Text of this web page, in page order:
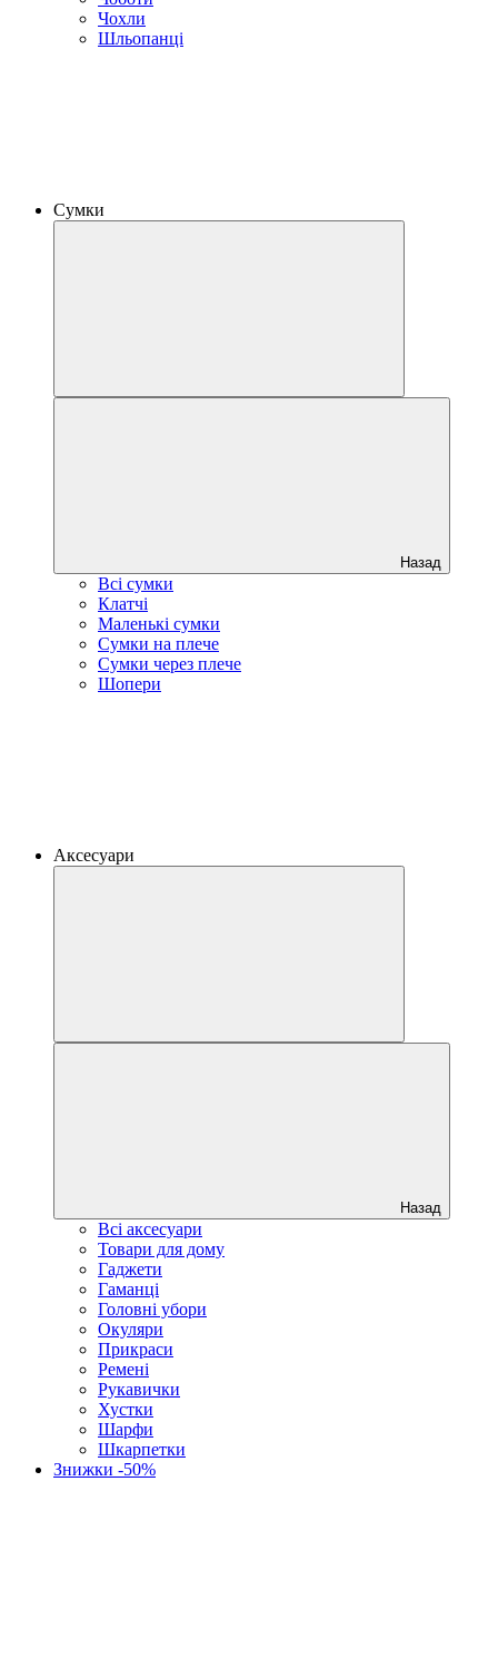
Чохли
Шльопанці
Сумки
Назад
Всі сумки
Клатчі
Маленькі сумки
Сумки на плече
Сумки через плече
Шопери
Аксесуари
Назад
Всі аксесуари
Товари для дому
Гаджети
Гаманці
Головні убори
Окуляри
Прикраси
Ремені
Рукавички
Хустки
Шарфи
Шкарпетки
Знижки -50%